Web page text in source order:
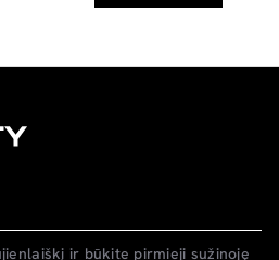
ir būkite pirmieji sužinoję